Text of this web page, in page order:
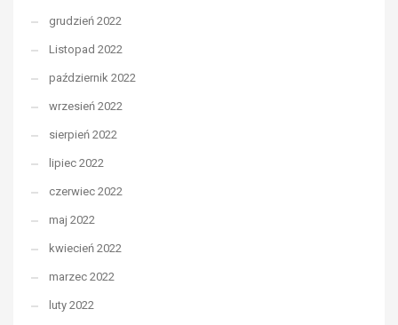
grudzień 2022
Listopad 2022
październik 2022
wrzesień 2022
sierpień 2022
lipiec 2022
czerwiec 2022
maj 2022
kwiecień 2022
marzec 2022
luty 2022